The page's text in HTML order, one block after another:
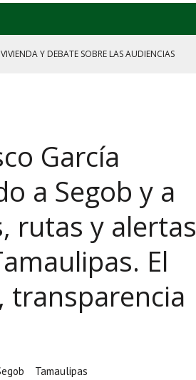
Y DEBATE SOBRE LAS AUDIENCIAS
García
a Segob y a
rutas y alertas
El
transparencia
Tamaulipas